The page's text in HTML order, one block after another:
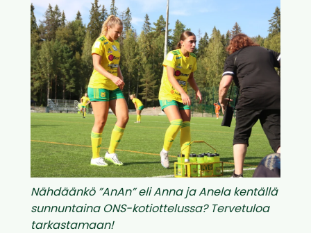
Nähdäänkö ”AnAn” eli Anna ja Anela kentällä
sunnuntaina ONS-kotiottelussa? Tervetuloa
tarkastamaan!